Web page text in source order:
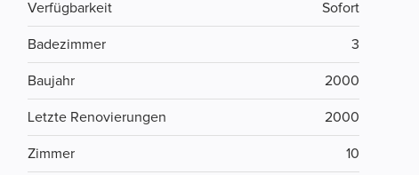
Verfügbarkeit Sofort
Badezimmer 3
Baujahr 2000
Letzte Renovierungen 2000
Zimmer 10